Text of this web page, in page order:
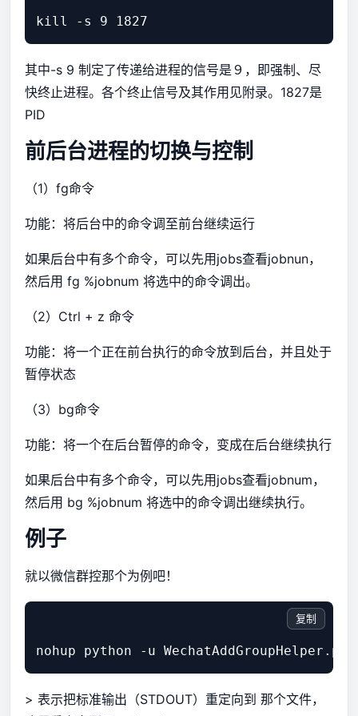
其中-s 9 制定了传递给进程的信号是９，即强制、尽
快终止进程。各个终止信号及其作用见附录。1827是
PID
前后台进程的切换与控制
（1）fg命令
功能：将后台中的命令调至前台继续运行
如果后台中有多个命令，可以先用jobs查看jobnun，
然后用 fg %jobnum 将选中的命令调出。
（2）Ctrl + z 命令
功能：将一个正在前台执行的命令放到后台，并且处于
暂停状态
（3）bg命令
功能：将一个在后台暂停的命令，变成在后台继续执行
如果后台中有多个命令，可以先用jobs查看jobnum，
然后用 bg %jobnum 将选中的命令调出继续执行。
例子
就以微信群控那个为例吧！
复制
> 表示把标准输出（STDOUT）重定向到 那个文件，